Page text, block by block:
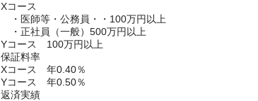
Xコース
・医師等・公務員・・100万円以上
・正社員（一般）500万円以上
Yコース 100万円以上
保証料率
Xコース 年0.40％
Yコース 年0.50％
返済実績